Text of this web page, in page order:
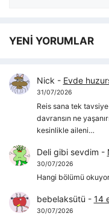
YENİ YORUMLAR
Nick - Evde
31/07/2026
Reis sana tek
davransın ne
kesinlikle aileni…
Deli gibi sevdim -
30/07/2026
Hangi bölümü
bebelaksütü - 14
30/07/2026